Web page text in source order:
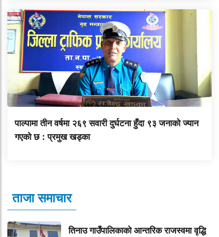
पाल्पामा तीन वर्षमा २६९ सवारी दुर्घटना हुँदा ९३ जनाको ज्यान
गएको छ : प्रमुख खड्का
ताजा समाचार
तिनाउ गाउँपालिकाको आन्तरिक राजस्वमा वृद्धि